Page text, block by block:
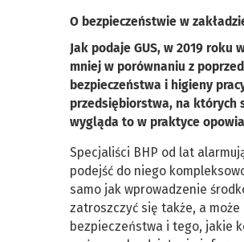
O bezpieczeństwie w
Jak podaje GUS, w 2019 roku
mniej w porównaniu z
bezpieczeństwa i higieny
przedsiębiorstwa, na których
wygląda to w praktyce
Specjaliści BHP od lat
podejść do niego
samo jak wprowadzenie
zatroszczyć się także, a
bezpieczeństwa i tego, jakie